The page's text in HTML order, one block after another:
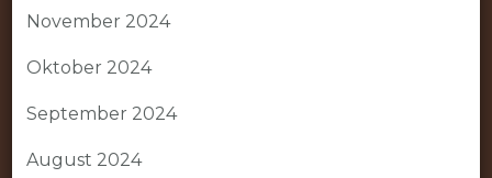
November 2024
Oktober 2024
September 2024
August 2024